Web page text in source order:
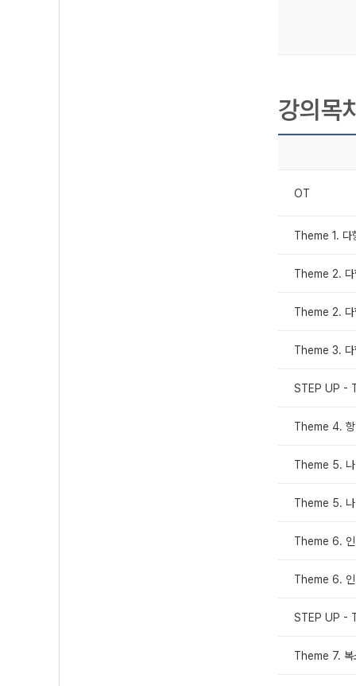
강의목
OT
Theme 1. 다
Theme 2. 다
Theme 2. 다
Theme 3. 다
STEP UP -
Theme 4. 항
Theme 5. 나
Theme 5. 나
Theme 6.
Theme 6.
STEP UP -
Theme 7. 복